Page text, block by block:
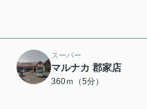
スーパー
マルナカ 郡家店
360ｍ（5分）